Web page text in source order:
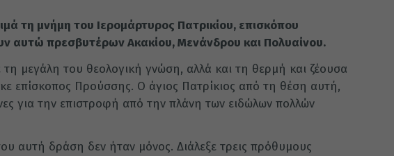
τη μνήμη του Ιερομάρτυρος Πατρικίου, επισκόπου
αυτώ πρεσβυτέρων Ακακίου, Μενάνδρου και Πολυαίνου.
τη μεγάλη του θεολογική γνώση, αλλά και τη θερμή και ζέουσα
επίσκοπος Προύσσης. Ο άγιος Πατρίκιος από τη θέση αυτή,
για την επιστροφή από την πλάνη των ειδώλων πολλών
αυτή δράση δεν ήταν μόνος. Διάλεξε τρεις πρόθυμους